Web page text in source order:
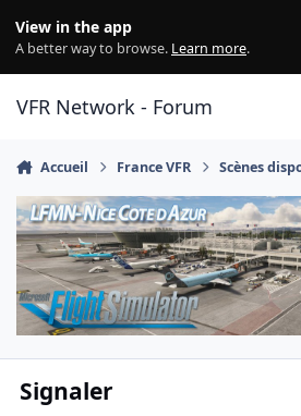
View in the app
A better way to browse. Learn more.
VFR Network - Forum
Accueil France VFR Scènes
Signaler